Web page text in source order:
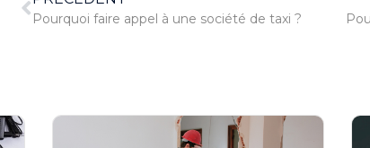
Pourquoi faire appel à une société de taxi ?